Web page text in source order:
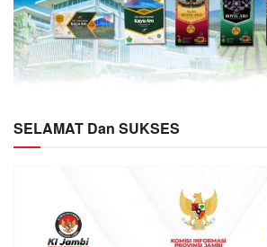
SELAMAT Dan SUKSES